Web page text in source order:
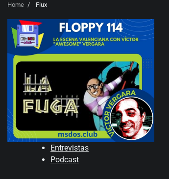
Home Flux
Entrevistas
Podcast